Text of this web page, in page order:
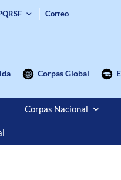
Correo
Corpas Global
Corpas Nacional